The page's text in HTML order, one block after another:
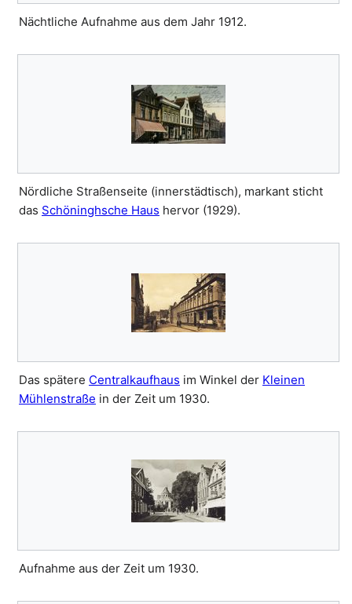
Nächtliche Aufnahme aus dem Jahr 1912.
Nördliche Straßenseite (innerstädtisch), markant sticht
das Schöninghsche Haus hervor (1929).
Das spätere Centralkaufhaus im Winkel der Kleinen
Mühlenstraße in der Zeit um 1930.
Aufnahme aus der Zeit um 1930.